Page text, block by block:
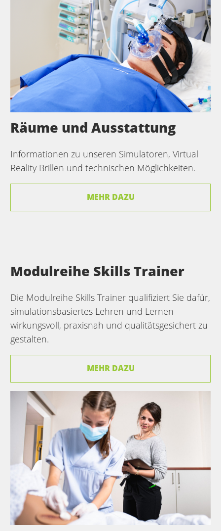
Räume und Ausstattung
Informationen zu unseren Simulatoren, Virtual
Reality Brillen und technischen Möglichkeiten.
MEHR DAZU
Modulreihe Skills Trainer
Die Modulreihe Skills Trainer qualifiziert Sie dafür,
simulationsbasiertes Lehren und Lernen
wirkungsvoll, praxisnah und qualitätsgesichert zu
gestalten.
MEHR DAZU